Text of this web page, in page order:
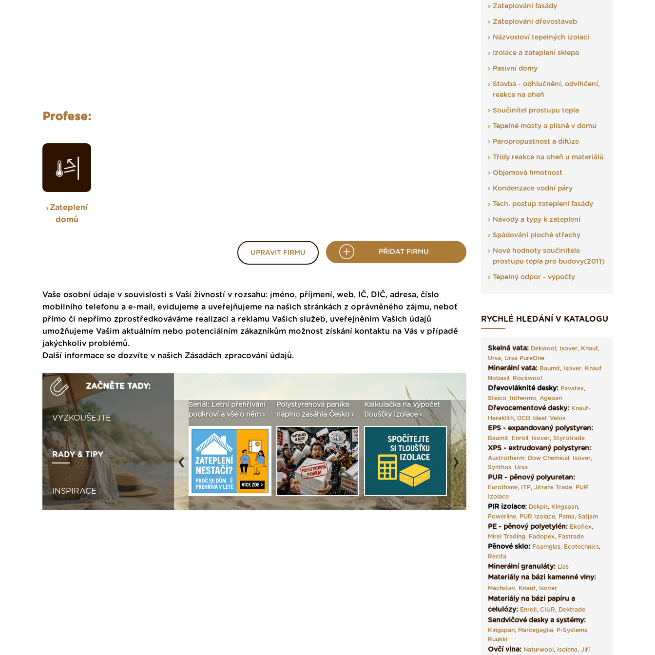
Profese:
Zateplení
domů
UPRAVIT FIRMU PŘIDAT FIRMU
Vaše osobní údaje v souvislosti s Vaší živností v rozsahu: jméno, příjmení, web, IČ, DIČ, adresa, číslo
mobilního telefonu a e-mail, evidujeme a uveřejňujeme na našich stránkách z oprávněného zájmu, neboť
přímo či nepřímo zprostředkováváme realizaci a reklamu Vašich služeb, uveřejněním Vašich údajů
umožňujeme Vašim aktuálním nebo potenciálním zákazníkům možnost získání kontaktu na Vás v případě
jakýchkoliv problémů.
Další informace se dozvíte v našich Zásadách zpracování údajů.
ZAČNĚTE TADY:
VYZKOUŠEJTE
RADY & TIPY
INSPIRACE
Vytvořte si vizualizaci
seženeme! ›
Seriál: Letní přehřívání
podkroví a vše o něm ›
Polystyrenová panika
naplno zasáhla Česko ›
Kalkulačka na výpočet
tloušťky izolace ›
Seriál: Fasády ETICS a
vše podstatné v kostce ›
Vyberte si izolaci a pak
ji tady klidně poptejte ›
Previous Next
Zateplování fasády
Zateplování dřevostaveb
Názvosloví tepelných izolací
Izolace a zateplení sklepa
Pasivní domy
Stavba - odhlučnění, odvlhčení,
reakce na oheň
Součinitel prostupu tepla
Tepelné mosty a plísně v domu
Paropropustnost a difúze
Třídy reakce na oheň u materiálů
Objemová hmotnost
Kondenzace vodní páry
Tech. postup zateplení fasády
Návody a typy k zateplení
Spádování ploché střechy
Nové hodnoty součinitele
prostupu tepla pro budovy(2011)
Tepelný odpor - výpočty
RYCHLÉ HLEDÁNÍ V KATALOGU
Skelná vata: Dekwool, Isover, Knauf,
Ursa, Ursa PureOne
Minerální vata: Baumit, Isover, Knauf
Nobasil, Rockwool
Dřevovláknité desky: Pavatex,
Steico, Inthermo, Agepan
Dřevocementové desky: Knauf-
Heraklith, DCD Ideal, Velox
EPS - expandovaný polystyren:
Baumit, Enroll, Isover, Styrotrade
XPS - extrudovaný polystyren:
Austrotherm, Dow Chemical, Isover,
Synthos, Ursa
PUR - pěnový polyuretan:
Eurothane, ITP, Jitrans Trade, PUR
Izolace
PIR izolace: Dekpir, Kingspan,
Powerline, PUR Izolace, Pama, Satjam
PE - pěnový polyetylén: Ekoflex,
Mirel Trading, Fadopex, Fastrade
Pěnové sklo: Foamglas, Ecotechnics,
Recifa
Minerální granuláty: Lias
Materiály na bázi kamenné vlny:
Machstav, Knauf, Isover
Materiály na bázi papíru a
celulózy: Enroll, CIUR, Dektrade
Sendvičové desky a systémy:
Kingspan, Marcegaglia, P-Systems,
Ruukki
Ovčí vlna: Naturwool, Isolena, Jiří